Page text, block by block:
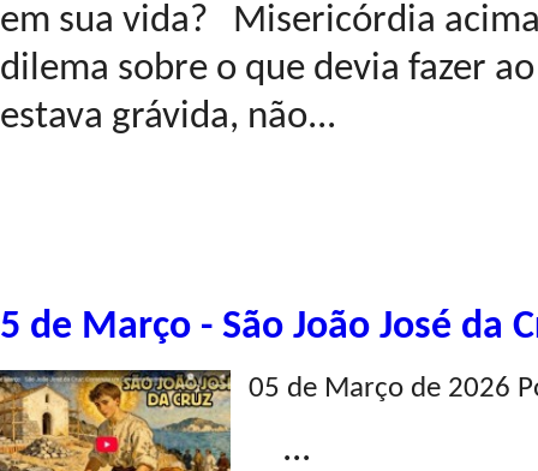
em sua vida? Misericórdia acima
dilema sobre o que devia fazer
estava grávida, não...
5 de Março - São João José da
05 de Março de 2026
...